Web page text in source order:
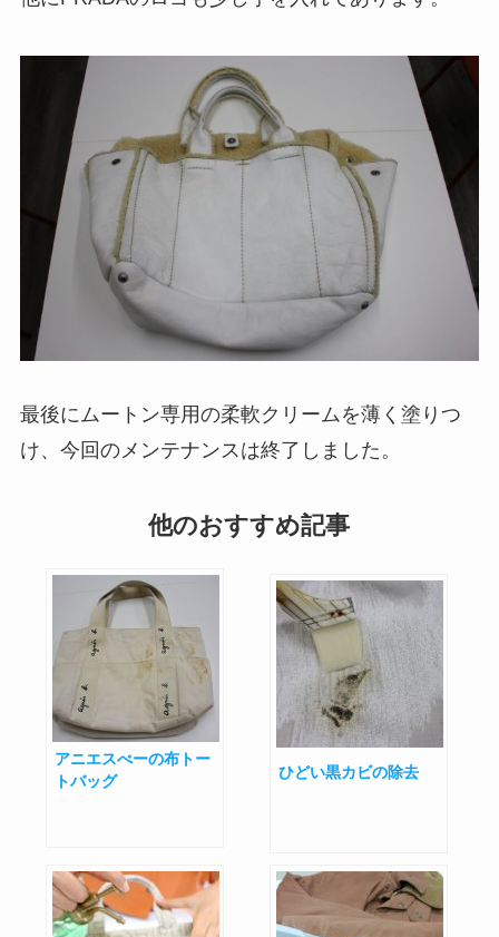
最後にムートン専用の柔軟クリームを薄く塗りつ
け、今回のメンテナンスは終了しました。
他のおすすめ記事
アニエスべーの布トー
トバッグ
ひどい黒カビの除去